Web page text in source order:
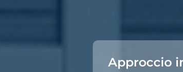
Approccio